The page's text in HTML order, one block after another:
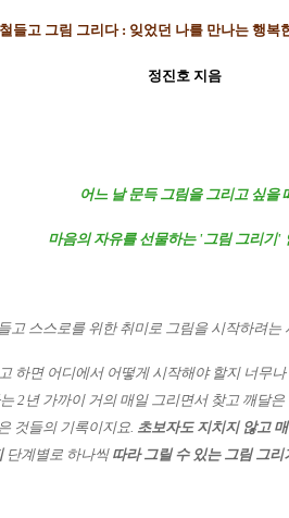
철들고 그림 그리다 : 잊었던 나를 만나는 행복
정진호 지음
어느 날 문득 그림을 그리고 싶을
마음의 자유를 선물하는 '그림 그리기'
고 스스로를 위한 취미로 그림을 시작하려는
하면 어디에서 어떻게 시작해야 할지 너무
2년 가까이 거의 매일 그리면서 찾고 깨달
것들의 기록이지요. 초보자도 지치지 않고
단계별로 하나씩따라 그릴 수 있는 그림 그리